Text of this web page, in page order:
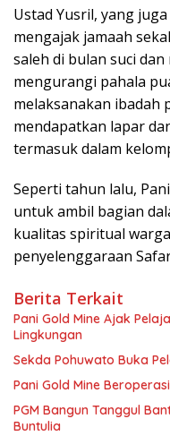
Ustad Yusril, yang
mengajak jamaah
saleh di bulan suci
mengurangi pahala
melaksanakan ibadah
mendapatkan lapar
termasuk dalam
Seperti tahun lalu,
untuk ambil bagian
kualitas spiritual
penyelenggaraan
Berita Terkait
Pani Gold Mine Ajak
Lingkungan
Sekda Pohuwato Buka
Pani Gold Mine
PGM Bangun Tanggul
Buntulia